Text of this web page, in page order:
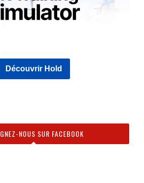
Découvrir Hold
NOUS SUR FACEBOOK